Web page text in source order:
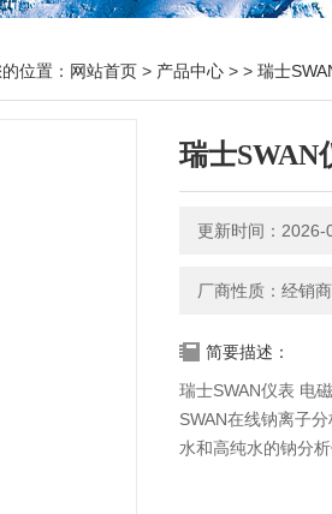
位置： 网站首页 > 产品中心 > > 瑞士
瑞士SWAN
更新时间：2026-
厂商性质：经销商
简要描述：
瑞士SWAN仪表 电
SWAN在线钠离子
水和高纯水的钠分